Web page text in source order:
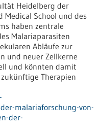
Heidelberg der
School und des
haben zentrale
Malariaparasiten
Abläufe zur
und neuer Zellkerne
und könnten damit
Therapien
malariaforschung-von-
der-